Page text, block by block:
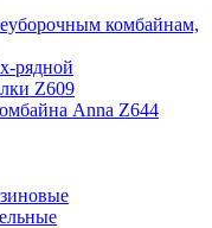
комбайнам,
рядной
Z609
Anna Z644